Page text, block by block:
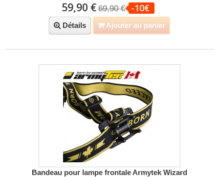
59,90 € 69,90 € -10€
Détails Ajouter au panier
Bandeau pour lampe frontale Armytek Wizard